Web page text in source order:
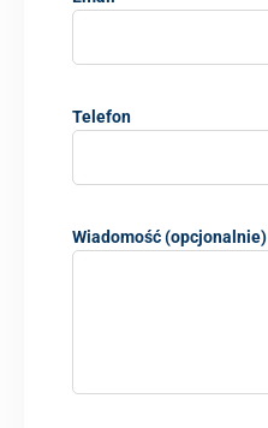
Telefon
Wiadomość (opcjonalnie)